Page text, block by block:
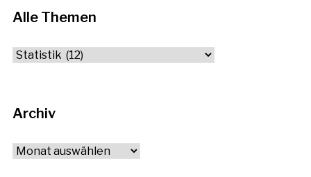
Alle Themen
Alle
Archiv
Archiv